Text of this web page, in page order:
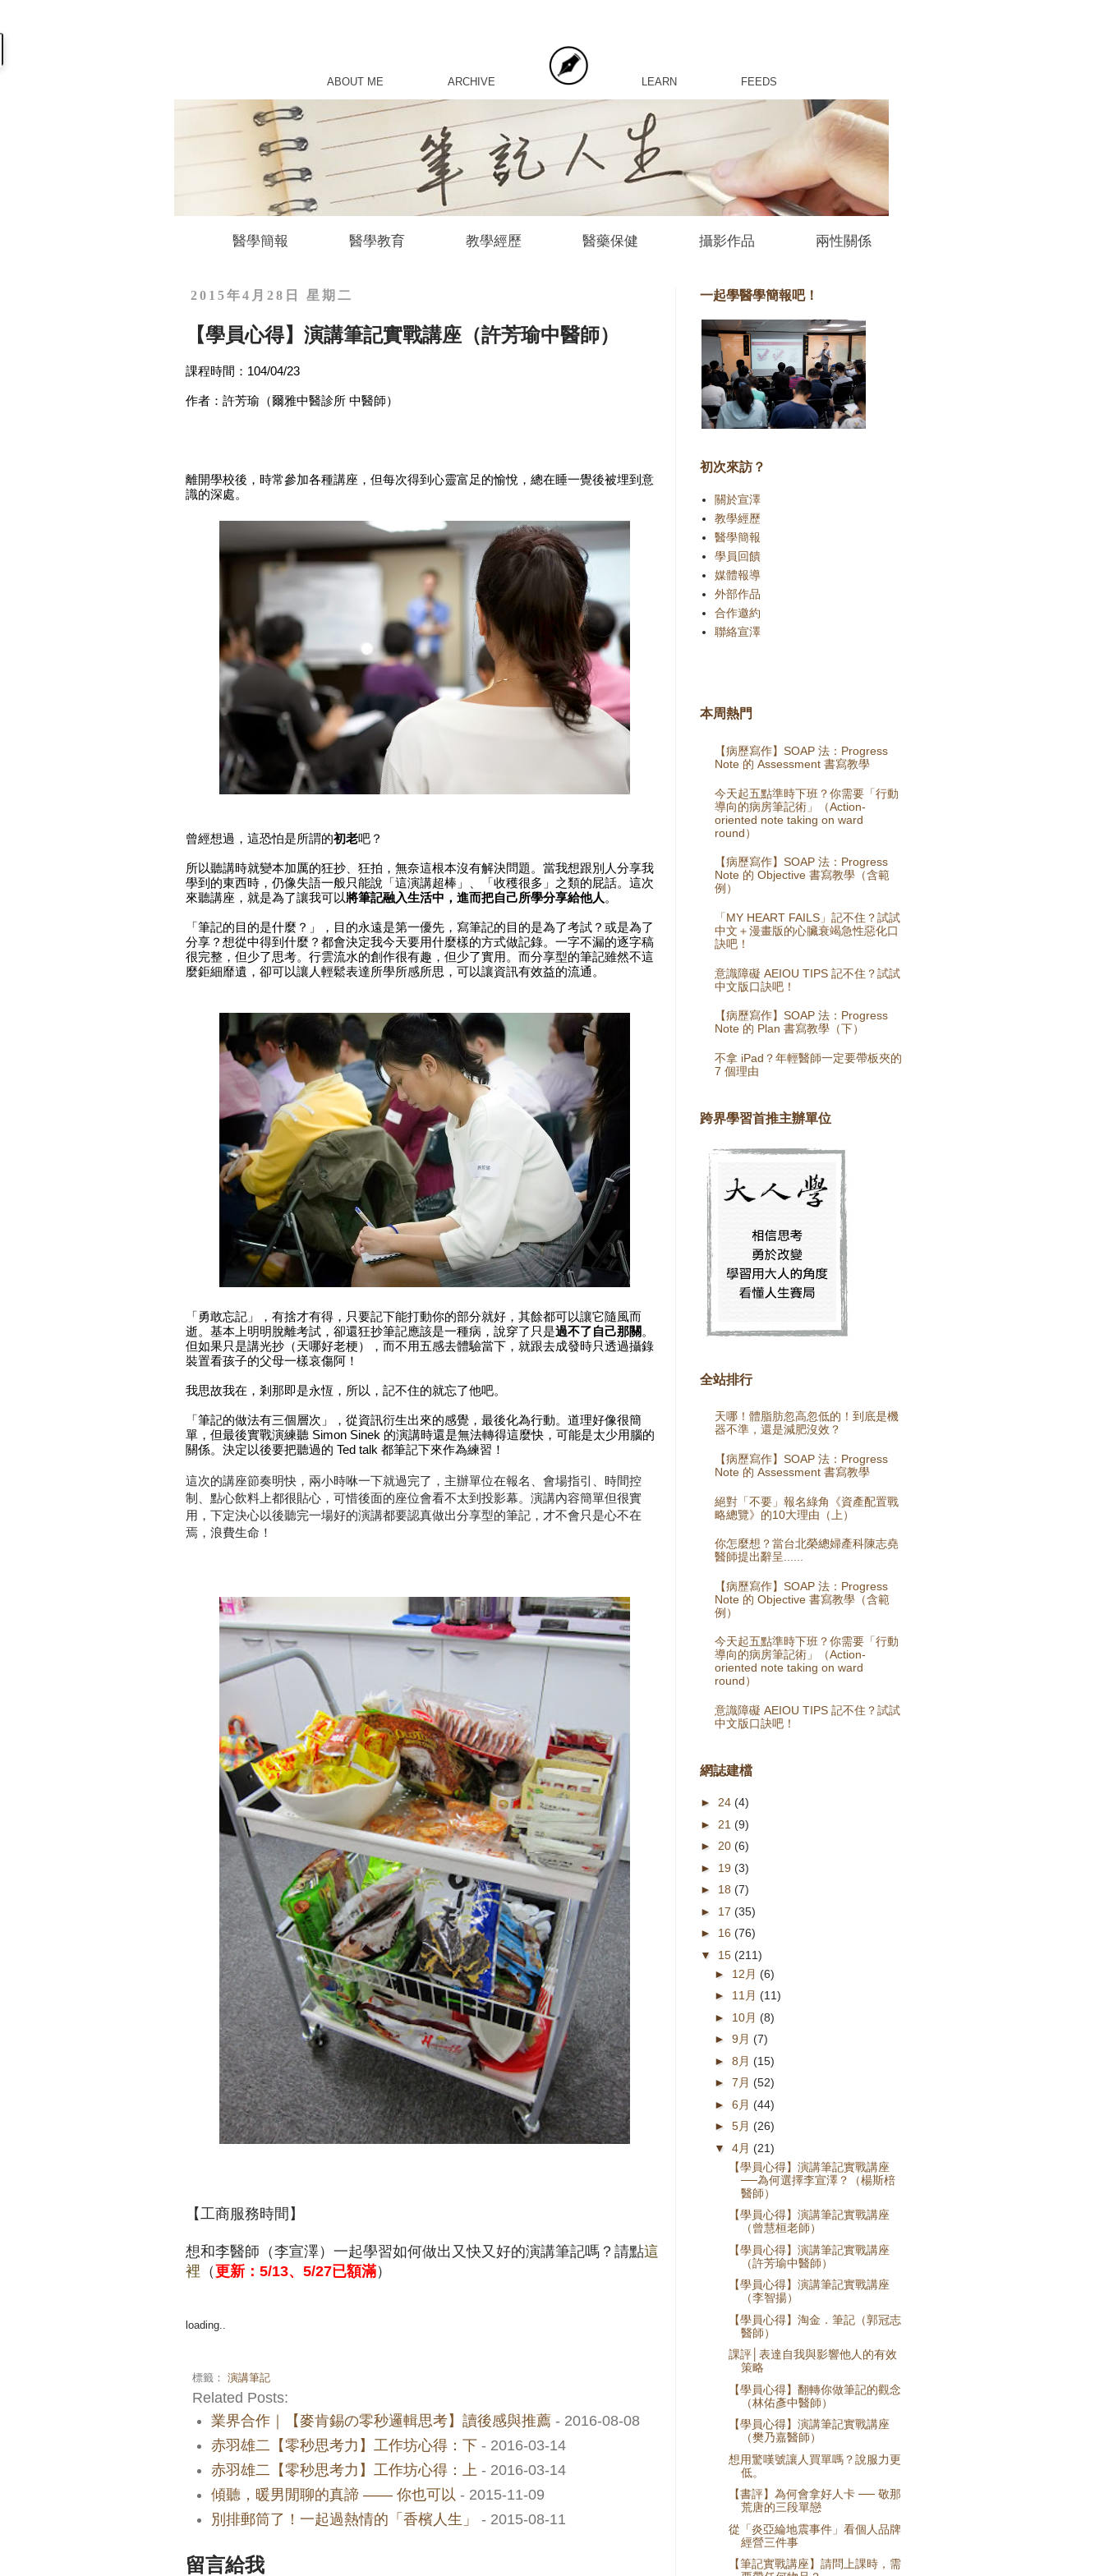
ABOUT ME ARCHIVE LEARN FEEDS
醫學簡報 醫學教育 教學經歷 醫藥保健 攝影作品 兩性關係
2015年4月28日 星期二
【學員心得】演講筆記實戰講座（許芳瑜中醫師）
課程時間：104/04/23
作者：許芳瑜（爾雅中醫診所 中醫師）
離開學校後，時常參加各種講座，但每次得到心靈富足的愉悅，總在睡一覺後被埋到意
識的深處。
曾經想過，這恐怕是所謂的初老吧？
所以聽講時就變本加厲的狂抄、狂拍，無奈這根本沒有解決問題。當我想跟別人分享我
學到的東西時，仍像失語一般只能說「這演講超棒」、「收穫很多」之類的屁話。這次
來聽講座，就是為了讓我可以將筆記融入生活中，進而把自己所學分享給他人 。
「筆記的目的是什麼？」，目的永遠是第一優先，寫筆記的目的是為了考試？或是為了
分享？想從中得到什麼？都會決定我今天要用什麼樣的方式做記錄。一字不漏的逐字稿
很完整，但少了思考。行雲流水的創作很有趣，但少了實用。而分享型的筆記雖然不這
麼鉅細靡遺，卻可以讓人輕鬆表達所學所感所思，可以讓資訊有效益的流通。
「勇敢忘記」，有捨才有得，只要記下能打動你的部分就好，其餘都可以讓它隨風而
逝。基本上明明脫離考試，卻還狂抄筆記應該是一種病，說穿了只是過不了自己那關 。
但如果只是講光抄（天哪好老梗），而不用五感去體驗當下，就跟去成發時只透過攝錄
裝置看孩子的父母一樣哀傷阿！
我思故我在，剎那即是永恆，所以，記不住的就忘了他吧。
「筆記的做法有三個層次」，從資訊衍生出來的感覺，最後化為行動。道理好像很簡
單，但最後實戰演練聽 Simon Sinek 的演講時還是無法轉得這麼快，可能是太少用腦的
關係。決定以後要把聽過的 Ted talk 都筆記下來作為練習！
這次的講座節奏明快，兩小時咻一下就過完了，主辦單位在報名、會場指引、時間控
制、點心飲料上都很貼心，可惜後面的座位會看不太到投影幕。演講內容簡單但很實
用，下定決心以後聽完一場好的演講都要認真做出分享型的筆記，才不會只是心不在
焉，浪費生命！
【工商服務時間】
想和李醫師（李宣澤）一起學習如何做出又快又好的演講筆記嗎？請點這
裡 （更新：5/13、5/27已額滿）
loading..
標籤： 演講筆記
Related Posts:
業界合作｜【麥肯錫の零秒邏輯思考】讀後感與推薦 - 2016-08-08
赤羽雄二【零秒思考力】工作坊心得：下- 2016-03-14
赤羽雄二【零秒思考力】工作坊心得：上 - 2016-03-14
傾聽，暖男閒聊的真諦 —— 你也可以 - 2015-11-09
別排郵筒了！一起過熱情的「香檳人生」
- 2015-08-11
留言給我
一起學醫學簡報吧！
初次來訪？
關於宣澤
教學經歷
醫學簡報
學員回饋
媒體報導
外部作品
合作邀約
聯絡宣澤
本周熱門
【病歷寫作】SOAP 法：Progress
Note 的 Assessment 書寫教學
今天起五點準時下班？你需要「行動
導向的病房筆記術」（Action-
oriented note taking on ward
round）
【病歷寫作】SOAP 法：Progress
Note 的 Objective 書寫教學（含範
例）
「MY HEART FAILS」記不住？試試
中文＋漫畫版的心臟衰竭急性惡化口
訣吧！
意識障礙 AEIOU TIPS 記不住？試試
中文版口訣吧！
【病歷寫作】SOAP 法：Progress
Note 的 Plan 書寫教學（下）
不拿 iPad？年輕醫師一定要帶板夾的
7 個理由
跨界學習首推主辦單位
全站排行
天哪！體脂肪忽高忽低的！到底是機
器不準，還是減肥沒效？
【病歷寫作】SOAP 法：Progress
Note 的 Assessment 書寫教學
絕對「不要」報名綠角《資產配置戰
略總覽》的10大理由（上）
你怎麼想？當台北榮總婦產科陳志堯
醫師提出辭呈......
【病歷寫作】SOAP 法：Progress
Note 的 Objective 書寫教學（含範
例）
今天起五點準時下班？你需要「行動
導向的病房筆記術」（Action-
oriented note taking on ward
round）
意識障礙 AEIOU TIPS 記不住？試試
中文版口訣吧！
網誌建檔
► 24 (4)
► 21 (9)
► 20 (6)
► 19 (3)
► 18 (7)
► 17 (35)
► 16 (76)
▼ 15 (211)
► 12月 (6)
► 11月 (11)
► 10月 (8)
► 9月 (7)
► 8月 (15)
► 7月 (52)
► 6月 (44)
► 5月 (26)
▼ 4月 (21)
【學員心得】演講筆記實戰講座
──為何選擇李宣澤？（楊斯棓
醫師）
【學員心得】演講筆記實戰講座
（曾慧桓老師）
【學員心得】演講筆記實戰講座
（許芳瑜中醫師）
【學員心得】演講筆記實戰講座
（李智揚）
【學員心得】淘金．筆記（郭冠志
醫師）
課評│表達自我與影響他人的有效
策略
【學員心得】翻轉你做筆記的觀念
（林佑彥中醫師）
【學員心得】演講筆記實戰講座
（樊乃嘉醫師）
想用驚嘆號讓人買單嗎？說服力更
低。
【書評】為何會拿好人卡 ── 敬那
荒唐的三段單戀
從「炎亞綸地震事件」看個人品牌
經營三件事
【筆記實戰講座】請問上課時，需